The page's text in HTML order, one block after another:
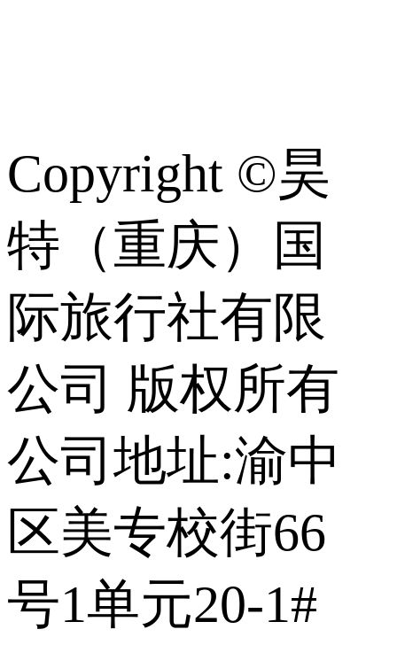
Copyright ©昊
特（重庆）国
际旅行社有限
公司 版权所有
公司地址:渝中
区美专校街66
号1单元20-1#